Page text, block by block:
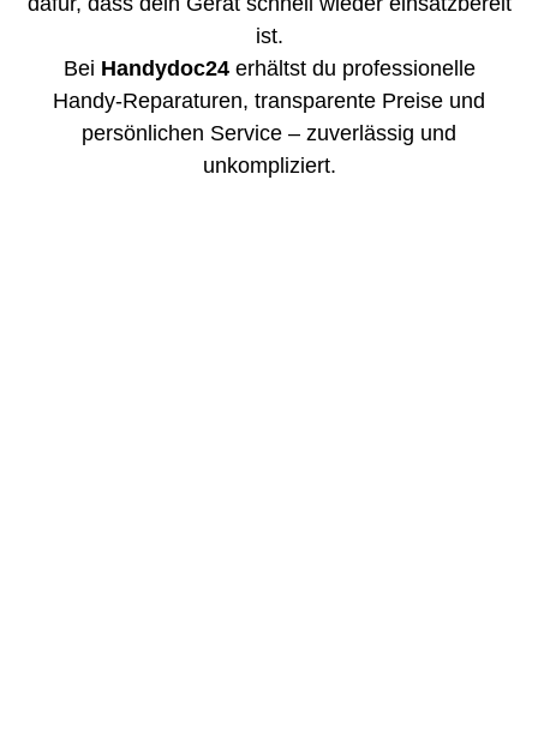
ist.
Bei Handydoc24erhältst du professionelle
Handy-Reparaturen, transparente Preise und
persönlichen Service – zuverlässig und
unkompliziert.